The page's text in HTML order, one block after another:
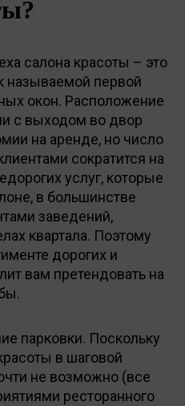
салона красоты – это
называемой первой
окон. Расположение
с выходом во двор
на аренде, но число
сократится на
услуг, которые
в большинстве
заведений,
квартала. Поэтому
дорогих и
вам претендовать на
парковки. Поскольку
в шаговой
не возможно (все
ресторанного